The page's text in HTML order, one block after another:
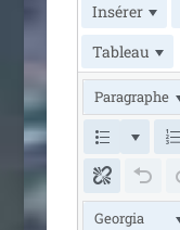
Insérer
Tableau
Paragraphe
Georgia